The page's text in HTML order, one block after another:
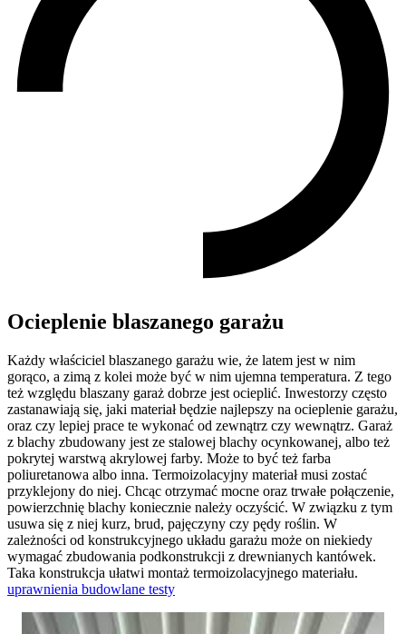
Ocieplenie blaszanego garażu
Każdy właściciel blaszanego garażu wie, że latem jest w nim
gorąco, a zimą z kolei może być w nim ujemna temperatura. Z tego
też względu blaszany garaż dobrze jest ocieplić. Inwestorzy często
zastanawiają się, jaki materiał będzie najlepszy na ocieplenie garażu,
oraz czy lepiej prace te wykonać od zewnątrz czy wewnątrz. Garaż
z blachy zbudowany jest ze stalowej blachy ocynkowanej, albo też
pokrytej warstwą akrylowej farby. Może to być też farba
poliuretanowa albo inna. Termoizolacyjny materiał musi zostać
przyklejony do niej. Chcąc otrzymać mocne oraz trwałe połączenie,
powierzchnię blachy koniecznie należy oczyścić. W związku z tym
usuwa się z niej kurz, brud, pajęczyny czy pędy roślin. W
zależności od konstrukcyjnego układu garażu może on niekiedy
wymagać zbudowania podkonstrukcji z drewnianych kantówek.
Taka konstrukcja ułatwi montaż termoizolacyjnego materiału.
uprawnienia budowlane testy